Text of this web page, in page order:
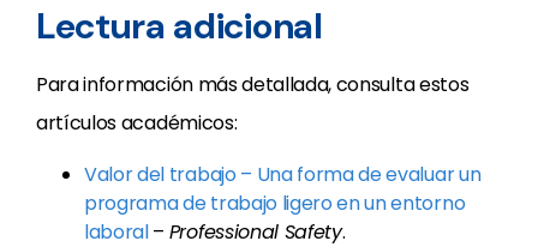
Lectura adicional
Para información más detallada, consulta estos
artículos académicos:
Valor del trabajo – Una forma de evaluar un
programa de trabajo ligero en un entorno
laboral– Professional Safety.